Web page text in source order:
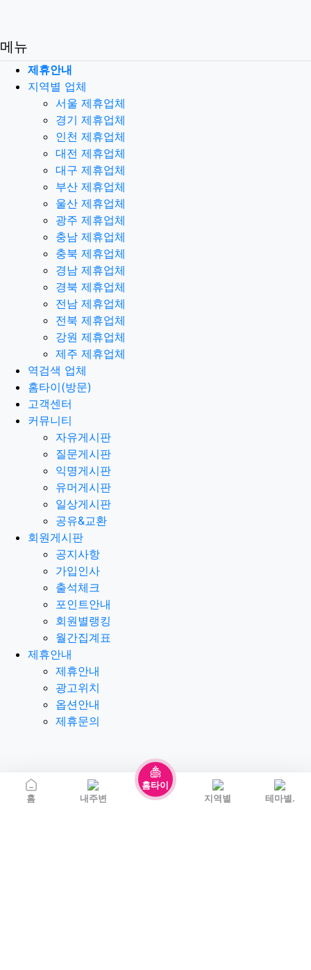
홈 내주변
홈타이
지역별
테마별.
메뉴
제휴안내
지역별 업체
서울 제휴업체
경기 제휴업체
인천 제휴업체
대전 제휴업체
대구 제휴업체
부산 제휴업체
울산 제휴업체
광주 제휴업체
충남 제휴업체
충북 제휴업체
경남 제휴업체
경북 제휴업체
전남 제휴업체
전북 제휴업체
강원 제휴업체
제주 제휴업체
역검색 업체
홈타이(방문)
고객센터
커뮤니티
자유게시판
질문게시판
익명게시판
유머게시판
일상게시판
공유&교환
회원게시판
공지사항
가입인사
출석체크
포인트안내
회원별랭킹
월간집계표
제휴안내
제휴안내
광고위치
옵션안내
제휴문의